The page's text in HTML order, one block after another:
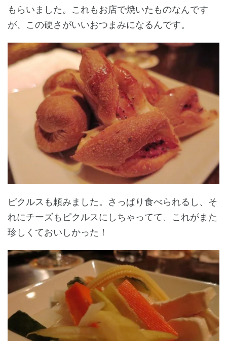
もらいました。これもお店で焼いたものなんです
が、この硬さがいいおつまみになるんです。
ピクルスも頼みました。さっぱり食べられるし、そ
れにチーズもピクルスにしちゃってて、これがまた
珍しくておいしかった！